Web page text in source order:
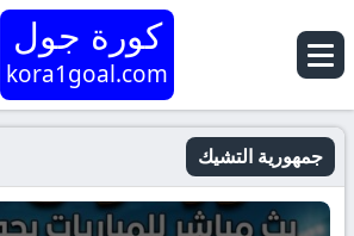
كورة جول
kora1goal.com
جمهورية التشيك